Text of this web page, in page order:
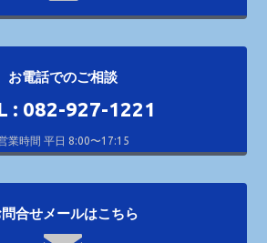
お電話でのご相談
: 082-927-1221
業時間 平日 8:00〜17:15
問合せメールはこちら